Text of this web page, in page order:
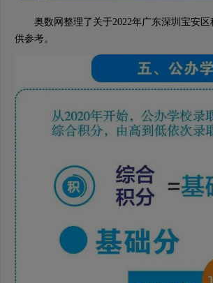
奥数网整理了关于2022年广东深圳宝安区
供参考。